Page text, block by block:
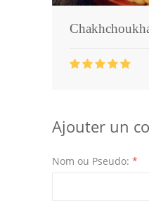
Ajouter un
Nom ou Pseudo: *